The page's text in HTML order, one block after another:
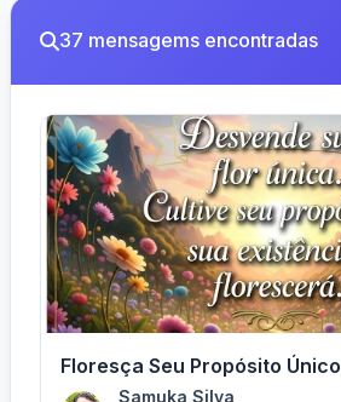
37 mensagems encontradas
Floresça Seu Propósito Único
Samuka Silva